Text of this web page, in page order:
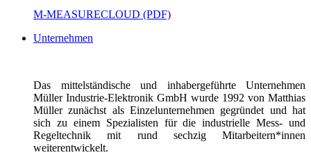
M-MEASURECLOUD (PDF)
Unternehmen
Das mittelständische und inhabergeführte Unternehmen
Müller Industrie-Elektronik GmbH wurde 1992 von Matthias
Müller zunächst als Einzelunternehmen gegründet und hat
sich zu einem Spezialisten für die industrielle Mess- und
Regeltechnik mit rund sechzig Mitarbeitern*innen
weiterentwickelt.